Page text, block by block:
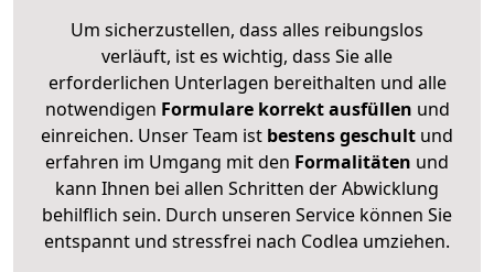
Um sicherzustellen, dass alles reibungslos
verläuft, ist es wichtig, dass Sie alle
erforderlichen Unterlagen bereithalten und alle
notwendigen Formulare korrekt ausfüllen und
einreichen. Unser Team ist bestens geschult und
erfahren im Umgang mit den Formalitäten und
kann Ihnen bei allen Schritten der Abwicklung
behilflich sein. Durch unseren Service können Sie
entspannt und stressfrei nach Codlea umziehen.